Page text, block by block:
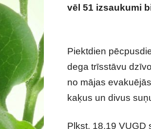
vēl 51 izsaukumi
Piektdien
dega trīsstāvu
no mājas
kaķus un divus
Plkst. 18.19 VUGD